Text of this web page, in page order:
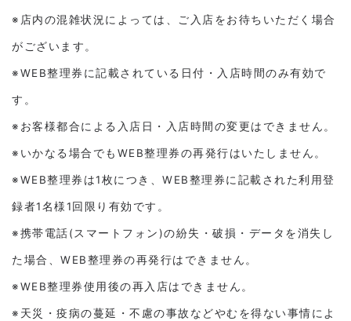
※店内の混雑状況によっては、ご入店をお待ちいただく場合
がございます。
※WEB整理券に記載されている日付・入店時間のみ有効で
す。
※お客様都合による入店日・入店時間の変更はできません。
※いかなる場合でもWEB整理券の再発行はいたしません。
※WEB整理券は1枚につき、WEB整理券に記載された利用登
録者1名様1回限り有効です。
※携帯電話(スマートフォン)の紛失・破損・データを消失し
た場合、WEB整理券の再発行はできません。
※WEB整理券使用後の再入店はできません。
※天災・疫病の蔓延・不慮の事故などやむを得ない事情によ